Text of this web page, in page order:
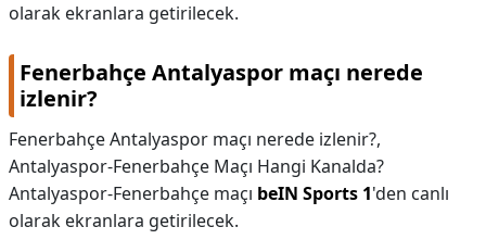
olarak ekranlara getirilecek.
Fenerbahçe Antalyaspor maçı nerede
izlenir?
Fenerbahçe Antalyaspor maçı nerede izlenir?,
Antalyaspor-Fenerbahçe Maçı Hangi Kanalda?
Antalyaspor-Fenerbahçe maçı beIN Sports 1'den canlı
olarak ekranlara getirilecek.